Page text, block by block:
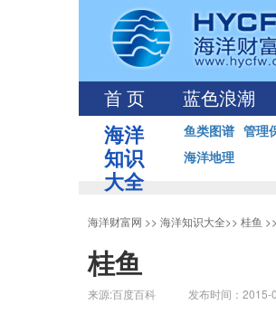
首 页 蓝色浪潮
海洋
知识
大全
鱼类图谱 管理
海洋地理
海洋财富网 >> 海洋知识大全>> 桂鱼
桂鱼
来源:百度百科 发布时间：2015-